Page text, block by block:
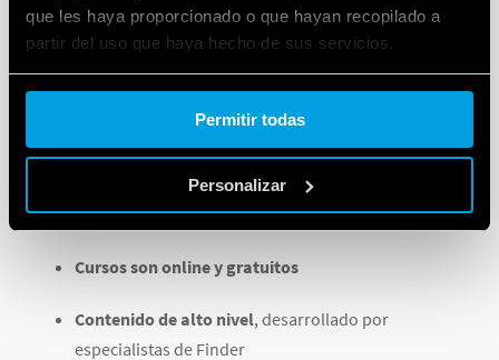
que les haya proporcionado o que hayan recopilado a
partir del uso que haya hecho de sus servicios.
Cookie policy.
Permitir todas
Personalizar
Conoce más aquí
Todos los cursos son100 % gratuitosy ofrecen
¿POR QUÉ PARTICIPAR EN LOS CURSOS?
Cursos son online y gratuitos
Contenido de alto nivel, desarrollado por
especialistas de Finder